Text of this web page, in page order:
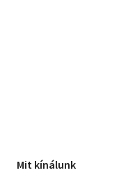
Mit kínálunk